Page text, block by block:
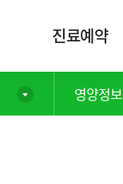
진료예약
영양정보